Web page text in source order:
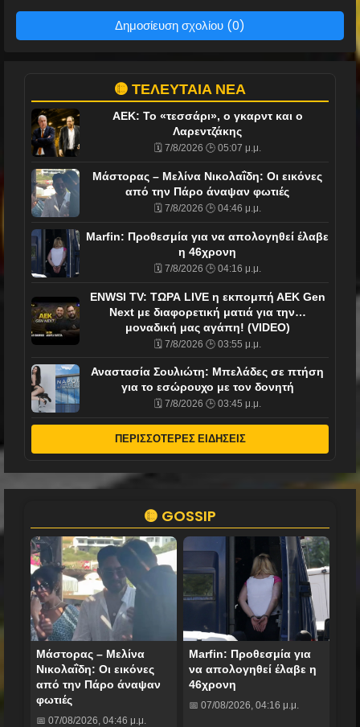
Δημοσίευση σχολίου (0)
🟡 ΤΕΛΕΥΤΑΙΑ ΝΕΑ
ΑΕΚ: Το «τεσσάρι», ο γκαρντ και ο
Λαρεντζάκης
🗓️ 7/8/2026 🕒 05:07 μ.μ.
Μάστορας – Μελίνα Νικολαΐδη: Οι εικόνες
από την Πάρο άναψαν φωτιές
🗓️ 7/8/2026 🕒 04:46 μ.μ.
Marfin: Προθεσμία για να απολογηθεί έλαβε
η 46χρονη
🗓️ 7/8/2026 🕒 04:16 μ.μ.
ENWSI TV: ΤΩΡΑ LIVE η εκπομπή ΑΕΚ Gen
Next με διαφορετική ματιά για την…
μοναδική μας αγάπη! (VIDEO)
🗓️ 7/8/2026 🕒 03:55 μ.μ.
Αναστασία Σουλιώτη: Μπελάδες σε πτήση
για το εσώρουχο με τον δονητή
🗓️ 7/8/2026 🕒 03:45 μ.μ.
ΠΕΡΙΣΣΟΤΕΡΕΣ ΕΙΔΗΣΕΙΣ
🟡 GOSSIP
Μάστορας – Μελίνα
Νικολαΐδη: Οι εικόνες
από την Πάρο άναψαν
φωτιές
📅 07/08/2026, 04:46 μ.μ.
Marfin: Προθεσμία για
να απολογηθεί έλαβε η
46χρονη
📅 07/08/2026, 04:16 μ.μ.